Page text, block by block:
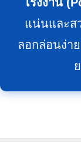
แน่นและส
ลอกล่อนง่า